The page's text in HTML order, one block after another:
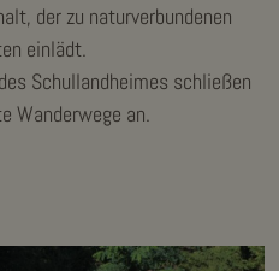
der zu naturverbundenen
einlädt.
Schullandheimes schließen
Wanderwege an.